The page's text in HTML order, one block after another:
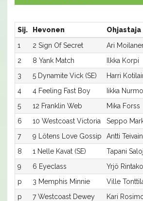
Sij. Hevonen Ohjastaja
1
2 Sign Of Secret Ari
2
8 Yank Match Ilkka Korpi
3
5 Dynamite Vick (SE) Harri
4
4 Feeling Fast Boy Iikka
5
12 Franklin Web Mika Forss
6
10 Westcoast Victoria Seppo
7
9 Lötens Love Gossip Antti
8
1 Nelle Kavat (SE) Tapani
9
6 Eyeclass Yrjö
p
3 Memphis Minnie Ville
p
7 Westcoast Dewey Kari